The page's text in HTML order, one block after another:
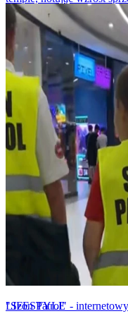
amerykańskiego giganta.
LIFESTYLE
"Szon Patrol" -